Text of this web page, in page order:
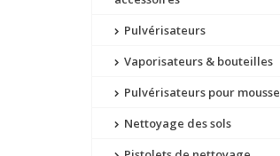
Pulvérisateurs
Vaporisateurs & bouteilles
Pulvérisateurs pour mousse
Nettoyage des sols